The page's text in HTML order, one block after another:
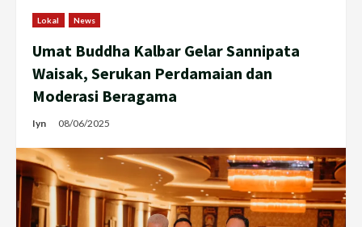
Lokal News
Umat Buddha Kalbar Gelar Sannipata
Waisak, Serukan Perdamaian dan
Moderasi Beragama
Iyn 08/06/2025